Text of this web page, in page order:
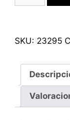
SKU: 23295